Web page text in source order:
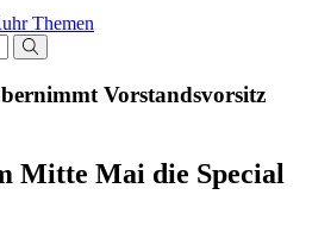
Themen
Vorstandsvorsitz
Mitte Mai die Special